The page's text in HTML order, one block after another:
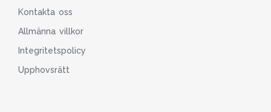
Kontakta oss
Allmänna villkor
Integritetspolicy
Upphovsrätt